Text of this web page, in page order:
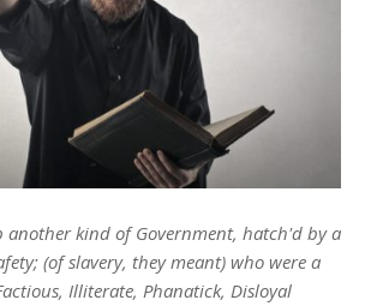
another kind of Government, hatch'd by a
(of slavery, they meant) who were a
Illiterate, Phanatick, Disloyal